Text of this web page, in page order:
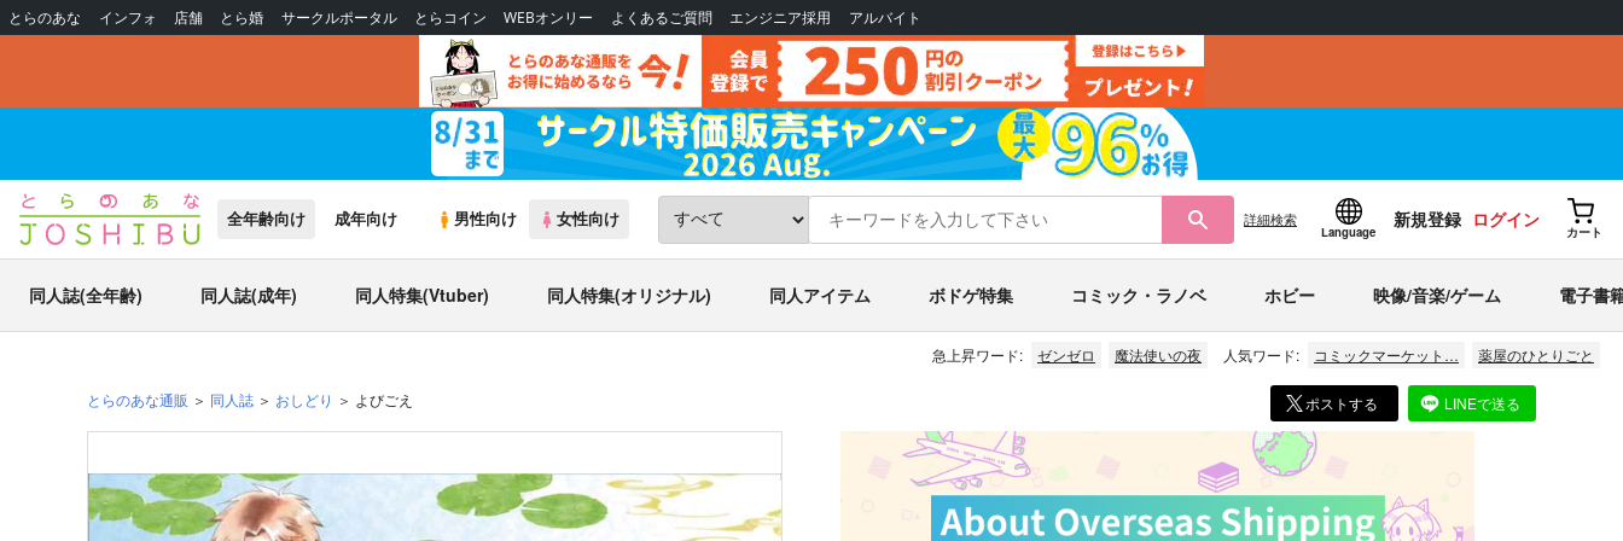
とらのあな インフォ 店舗 とら婚 サークルポータル とらコイン WEBオンリー よくあるご質問 エンジニア採用 アルバイト
全年齢向け 成年向け 男性向け 女性向け 詳細検索
Language
新規登録 ログイン
カート
同人誌(全年齢) 同人誌(成年) 同人特集(Vtuber) 同人特集(オリジナル) 同人アイテム ボドゲ特集 コミック・ラノベ ホビー 映像/音楽/ゲーム 電子書
急上昇ワード: ゼンゼロ 魔法使いの夜 人気ワード: コミックマーケット… 薬屋のひとりごと
とらのあな通販 同人誌 おしどり よびごえ ポストする LINEで送る